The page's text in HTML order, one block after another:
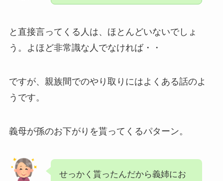
と直接言ってくる人は、ほとんどいないでしょ
う。よほど非常識な人でなければ・・
ですが、親族間でのやり取りにはよくある話のよ
うです。
義母が孫のお下がりを貰ってくるパターン。
せっかく貰ったんだから義姉にお